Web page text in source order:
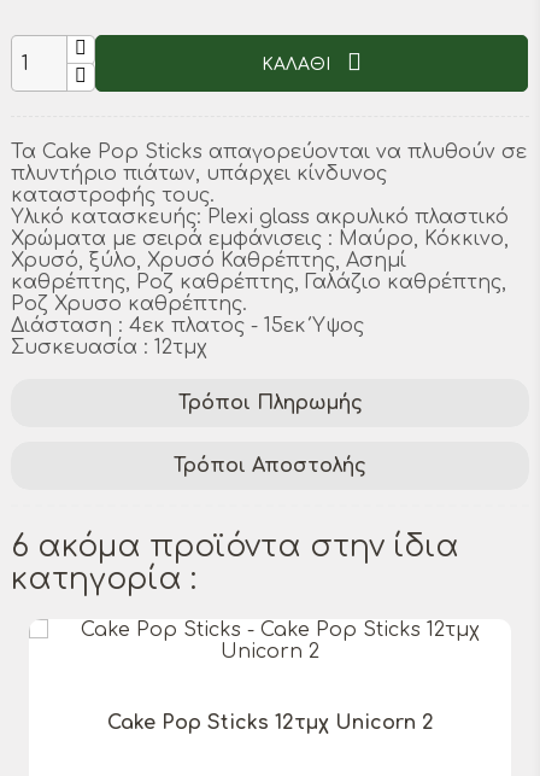
ΚΑΛΑΘΙ
Τα Cake Pop Sticks απαγορεύονται να πλυθούν σε
πλυντήριο πιάτων, υπάρχει κίνδυνος
καταστροφής τους.
Υλικό κατασκευής: Plexi glass ακρυλικό πλαστικό
Χρώματα με σειρά εμφάνισεις : Μαύρο, Κόκκινο,
Χρυσό, ξύλο, Χρυσό Καθρέπτης, Ασημί
καθρέπτης, Ροζ καθρέπτης, Γαλάζιο καθρέπτης,
Ροζ Χρυσο καθρέπτης.
Διάσταση : 4εκ πλατος - 15εκ Ύψος
Συσκευασία : 12τμχ
Τρόποι Πληρωμής
Τρόποι Αποστολής
6 ακόμα προϊόντα στην ίδια
κατηγορία :
Cake Pop Sticks 12τμχ Unicorn 2